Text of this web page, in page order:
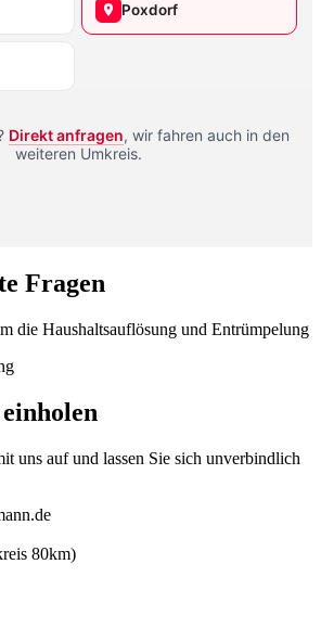
Poxdorf
Direkt anfragen, wir fahren auch in den
weiteren Umkreis.
Fragen
die Haushaltsauflösung und Entrümpelung
uns auf und lassen Sie sich unverbindlich
80km)